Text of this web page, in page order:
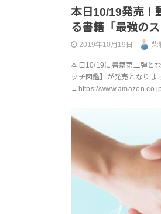
本日10/19発売！
る書籍「最強のス
2019年10月19日 柴
本日10/19に書籍第二弾と
ッチ図鑑】が発売となりま
→https://